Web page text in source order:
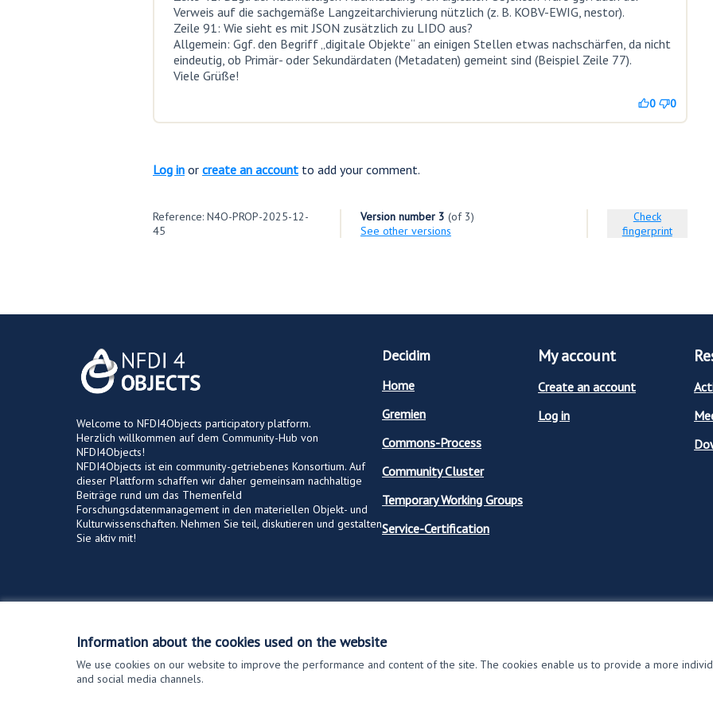
Information about the cookies used on the website
We use cookies on our website to improve the performance and content of the site. The cookies enable us to provide a more
and social media channels.
Verweis auf die sachgemäße Langzeitarchivierung nützlich (z. B. KOBV-EWIG, nestor).
Zeile 91: Wie sieht es mit JSON zusätzlich zu LIDO aus?
Allgemein: Ggf. den Begriff „digitale Objekte“ an einigen Stellen etwas nachschärfen, da nicht
eindeutig, ob Primär- oder Sekundärdaten (Metadaten) gemeint sind (Beispiel Zeile 77).
Viele Grüße!
0 0
Log in or create an account to add your comment.
Reference: N4O-PROP-2025-12-
45
Version number 3 (of 3)
see other versions
Check
fingerprint
Welcome to NFDI4Objects participatory platform.
Herzlich willkommen auf dem Community-Hub von
NFDI4Objects!
NFDI4Objects ist ein community-getriebenes Konsortium. Auf
dieser Plattform schaffen wir daher gemeinsam nachhaltige
Beiträge rund um das Themenfeld
Forschungsdatenmanagement in den materiellen Objekt- und
Kulturwissenschaften. Nehmen Sie teil, diskutieren und gestalten
Sie aktiv mit!
Decidim
Home
Gremien
Commons-Process
Community Cluster
Temporary Working Groups
Service-Certification
My account
Create an account
Log in
(External link)